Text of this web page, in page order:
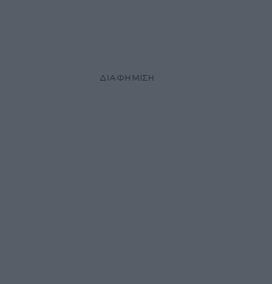
ΔΙΑΦΗΜΙΣΗ